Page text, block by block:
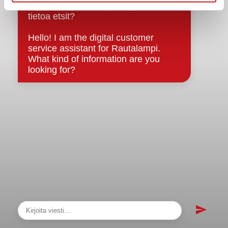
sopimukset
Asiakirjajulkisuuskuvaus
Evästeet
Saavutettavuusseloste
Tietosuoja
Tietosuojaselosteet